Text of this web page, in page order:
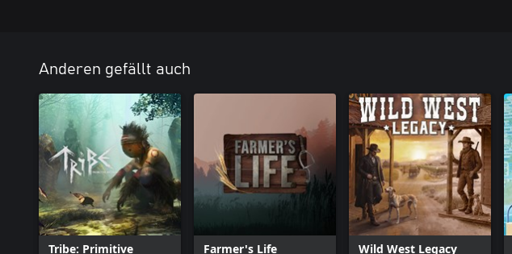
Anderen gefällt auch
Tribe: Primitive Farmer's Life Wild West Legacy